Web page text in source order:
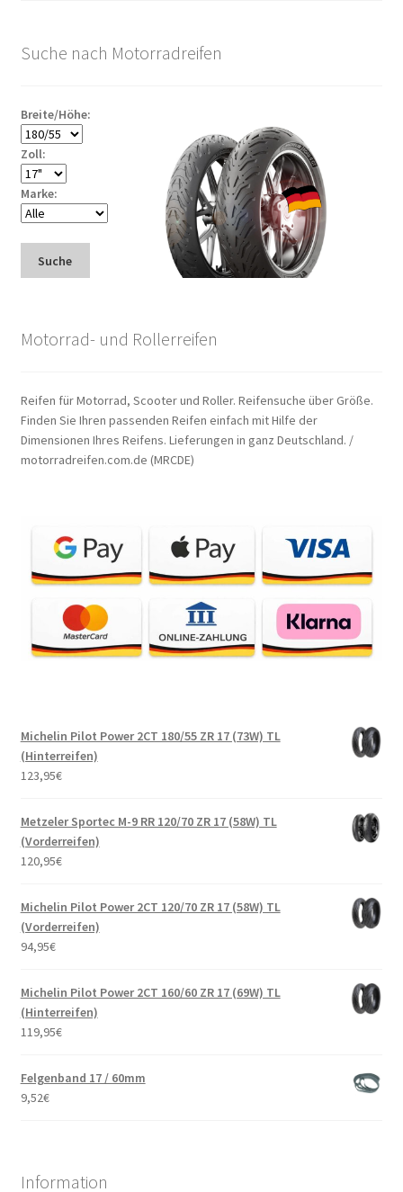
Suche nach Motorradreifen
Breite/Höhe:
Zoll:
Marke:
Suche
Motorrad- und Rollerreifen
Reifen für Motorrad, Scooter und Roller. Reifensuche über Größe.
Finden Sie Ihren passenden Reifen einfach mit Hilfe der
Dimensionen Ihres Reifens. Lieferungen in ganz Deutschland. /
motorradreifen.com.de (MRCDE)
Michelin Pilot Power 2CT 180/55 ZR 17 (73W) TL
(Hinterreifen)
123,95€
Metzeler Sportec M-9 RR 120/70 ZR 17 (58W) TL
(Vorderreifen)
120,95€
Michelin Pilot Power 2CT 120/70 ZR 17 (58W) TL
(Vorderreifen)
94,95€
Michelin Pilot Power 2CT 160/60 ZR 17 (69W) TL
(Hinterreifen)
119,95€
Felgenband 17 / 60mm
9,52€
Information